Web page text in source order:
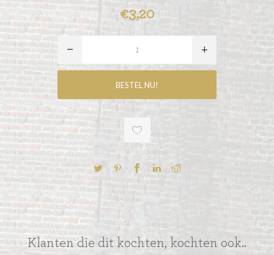
€3,20
Klanten die dit kochten, kochten ook..